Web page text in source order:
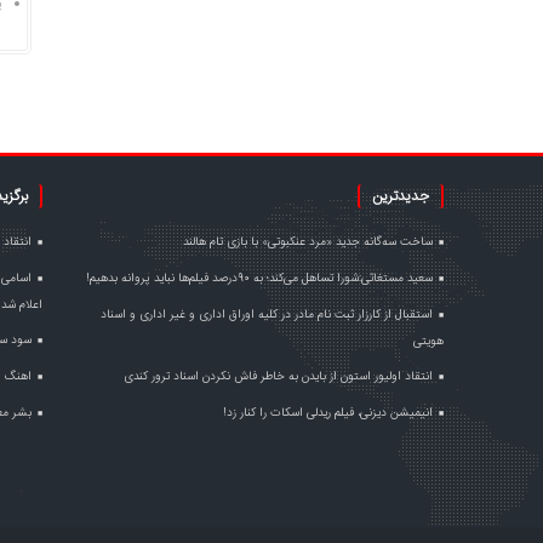
جدیدترین
ساخت سه‌گانه جدید «مرد عنکبوتی» با بازی تام هالند
سعید مستغاثی:شورا تساهل می‌کند؛ به ۹۰درصد فیلم‌ها نباید پروانه بدهیم!
استقبال از کارزار ثبت نام مادر در کلیه اوراق اداری و غیر اداری و اسناد
هویتی
انتقاد اولیور استون از بایدن به خاطر فاش نکردن اسناد ترور کندی
انیمیشن دیزنی، فیلم ریدلی اسکات را کنار زد!
اعلام شد
سود
اهنگ
بشر